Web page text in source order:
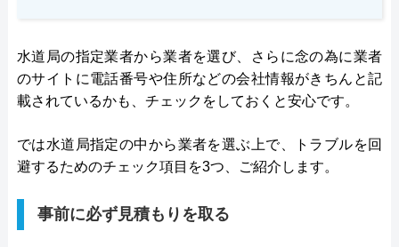
水道局の指定業者から業者を選び、さらに念の為に業者
のサイトに電話番号や住所などの会社情報がきちんと記
載されているかも、チェックをしておくと安心です。
では水道局指定の中から業者を選ぶ上で、トラブルを回
避するためのチェック項目を3つ、ご紹介します。
事前に必ず見積もりを取る